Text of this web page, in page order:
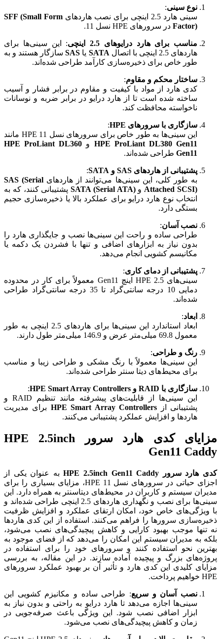
نوع سینی:
سینی هارد 2.5 اینچی برای نصب هاردهای
SFF (Small Form
Factor) در سرورهای HPE نسل 11.
مناسب برای هارد درایوهای 2.5 اینچی
: این سینی‌ها برای
هاردهای 2.5 اینچی با اتصال
SATA یا SASسازگار هستند و به
طور خاص برای ذخیره‌سازی کارآمد طراحی شده‌اند.
ساختار محکم و مقاوم:
کدی هارد از مواد با کیفیت و مقاوم در برابر فشار و آسیب
ساخته شده است تا از هارد درایو در برابر ضربه و نوسانات
ناخواسته محافظت کند.
سازگاری با سرورهای HPE
:
این سینی‌ها به طور خاص برای سرورهای نسل 11 HPE مانند
HPE ProLiant DL380 Gen11 و HPE ProLiant DL360
Gen11 طراحی شده‌اند.
پشتیبانی از هاردهای SAS و SATA
:
به طور کلی، این سینی‌ها می‌توانند از هاردهای SAS (Serial
Attached SCSI) وSATA (Serial ATA)پشتیبانی کنند، که به
انتخاب نوع هارد درایو برای عملکرد بالا یا ذخیره‌سازی حجیم
بستگی دارد.
نصب آسان:
طراحی ساده و راحت این سینی‌ها نصب و جایگذاری هارد را
بدون نیاز به ابزارهای اضافی و تنها با فشردن یک دکمه یا
مکانیسم کشویی انجام می‌دهد.
پشتیبانی از دمای کاری:
سینی‌های HPE 2.5 اینچ Gen11 معمولاً برای کار در محدوده
دمایی 10 درجه سانتی‌گراد تا 35 درجه سانتی‌گراد طراحی
شده‌اند.
ابعاد:
ابعاد استاندارد این سینی‌ها برای هاردهای 2.5 اینچی به طور
معمول 69.8 میلی‌متر عرض و 146.9 میلی‌متر طول دارند.
رنگ و طراحی:
این سینی‌ها معمولاً با رنگ مشکی و طراحی زیبا و مناسب
برای محیط‌های دیتا سنتر طراحی شده‌اند.
سازگاری با RAID و HPE Smart Array Controllers
:
این سینی‌ها از قابلیت‌های پیشرفته مانند تنظیم RAID و
پشتیبانی از HPE Smart Array Controllers برای مدیریت
هاردها و افزایش عملکرد پشتیبانی می‌کنند.
مزایای کدی هارد سرور HPE 2.5inch
Gen11 Caddy
کدی هارد سرور HPE 2.5inch Gen11 Caddy
به عنوان یکی از
اجزای حیاتی در سرورهای نسل 11 HPE، مزایای بسیاری را برای
مدیران سیستم و کاربران در محیط‌های دیتاسنتر به همراه دارد. این
سینی‌ها برای نصب و نگهداری هاردهای 2.5 اینچی طراحی شده‌اند و
با ویژگی‌های خاص خود، امکان ارتقای عملکرد و افزایش ظرفیت
ذخیره‌سازی سرورها را فراهم می‌کنند. استفاده از این کدی هاردها
نه تنها موجب بهبود کارایی و کاهش پیچیدگی‌های نصب می‌شود،
بلکه به مدیران سیستم این امکان را می‌دهد که از فضای موجود به
بهترین نحو استفاده کنند و سرورهای خود را برای استفاده در
پروژه‌های بزرگ و پیچیده آماده سازند. در این مقاله، به بررسی
مزایای کلیدی این کدی هارد و تأثیر آن بر بهبود عملکرد سرورهای
HPE خواهیم پرداخت.
نصب آسان و سریع: طراحی ساده و مکانیزم کشویی این
سینی‌ها اجازه می‌دهد تا هارد درایو به راحتی و بدون نیاز به
ابزار اضافی نصب شود. این ویژگی باعث صرفه‌جویی در
زمان و کاهش پیچیدگی‌های نصب می‌شود.